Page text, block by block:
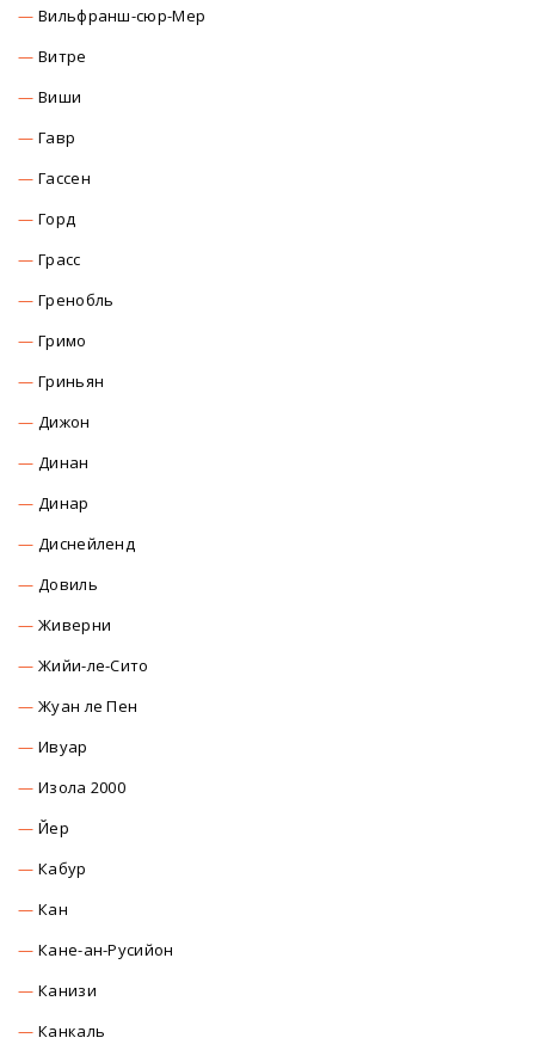
Вильфранш-сюр-Мер
Витре
Виши
Гавр
Гассен
Горд
Грасс
Гренобль
Гримо
Гриньян
Дижон
Динан
Динар
Диснейленд
Довиль
Живерни
Жийи-ле-Сито
Жуан ле Пен
Ивуар
Изола 2000
Йер
Кабур
Кан
Кане-ан-Русийон
Канизи
Канкаль